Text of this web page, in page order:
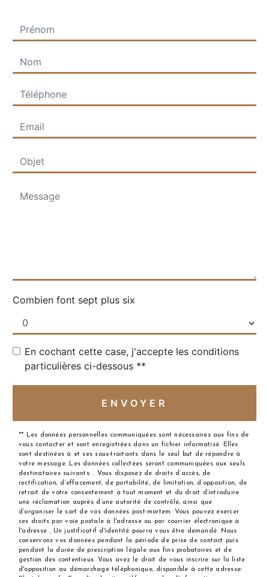
Combien font sept plus six
En cochant cette case, j'accepte les conditions
particulières ci-dessous **
ENVOYER
** Les données personnelles communiquées sont nécessaires aux fins de
vous contacter et sont enregistrées dans un fichier informatisé. Elles
sont destinées à et ses sous-traitants dans le seul but de répondre à
votre message. Les données collectées seront communiquées aux seuls
destinataires suivants: . Vous disposez de droits d’accès, de
rectification, d’effacement, de portabilité, de limitation, d’opposition, de
retrait de votre consentement à tout moment et du droit d’introduire
une réclamation auprès d’une autorité de contrôle, ainsi que
d’organiser le sort de vos données post-mortem. Vous pouvez exercer
ces droits par voie postale à l'adresse ou par courrier électronique à
l'adresse . Un justificatif d'identité pourra vous être demandé. Nous
conservons vos données pendant la période de prise de contact puis
pendant la durée de prescription légale aux fins probatoires et de
gestion des contentieux. Vous avez le droit de vous inscrire sur la liste
d'opposition au démarchage téléphonique, disponible à cette adresse: